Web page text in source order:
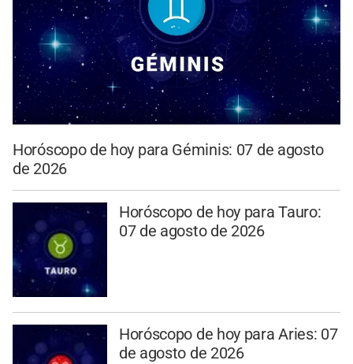
Horóscopo de hoy para Géminis: 07 de agosto
de 2026
Horóscopo de hoy para Tauro:
07 de agosto de 2026
Horóscopo de hoy para Aries: 07
de agosto de 2026